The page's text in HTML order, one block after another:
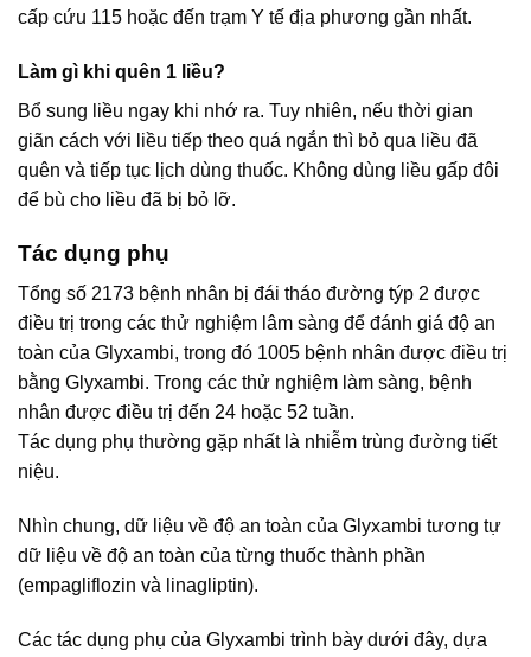
cấp cứu 115 hoặc đến trạm Y tế địa phương gần nhất.
Làm gì khi quên 1 liều?
Bổ sung liều ngay khi nhớ ra. Tuy nhiên, nếu thời gian
giãn cách với liều tiếp theo quá ngắn thì bỏ qua liều đã
quên và tiếp tục lịch dùng thuốc. Không dùng liều gấp đôi
để bù cho liều đã bị bỏ lỡ.
Tác dụng phụ
Tổng số 2173 bệnh nhân bị đái tháo đường týp 2 được
điều trị trong các thử nghiệm lâm sàng để đánh giá độ an
toàn của Glyxambi, trong đó 1005 bệnh nhân được điều trị
bằng Glyxambi. Trong các thử nghiệm làm sàng, bệnh
nhân được điều trị đến 24 hoặc 52 tuần.
Tác dụng phụ thường gặp nhất là nhiễm trùng đường tiết
niệu.
Nhìn chung, dữ liệu về độ an toàn của Glyxambi tương tự
dữ liệu về độ an toàn của từng thuốc thành phần
(empagliflozin và linagliptin).
Các tác dụng phụ của Glyxambi trình bày dưới đây, dựa